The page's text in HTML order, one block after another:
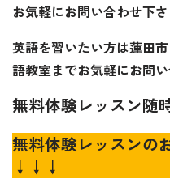
お気軽にお問い合わせ下さ
英語を習いたい方は蓮田
語教室までお気軽にお問い
無料体験レッスン随
無料体験レッスンの
↓↓↓